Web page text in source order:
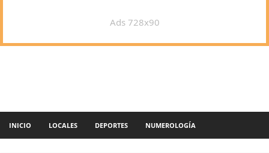
Ads 728x90
INICIO LOCALES DEPORTES NUMEROLOGÍA